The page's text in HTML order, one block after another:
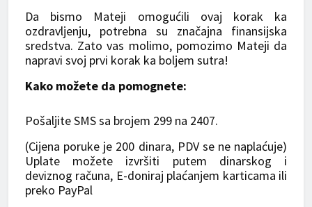
Da bismo Mateji omogućili ovaj korak ka
ozdravljenju, potrebna su značajna finansijska
sredstva. Zato vas molimo, pomozimo Mateji da
napravi svoj prvi korak ka boljem sutra!
Kako možete da pomognete:
Pošaljite SMS sa brojem 299 na 2407.
(Cijena poruke je 200 dinara, PDV se ne naplaćuje)
Uplate možete izvršiti putem dinarskog i
deviznog računa, E-doniraj plaćanjem karticama ili
preko PayPal